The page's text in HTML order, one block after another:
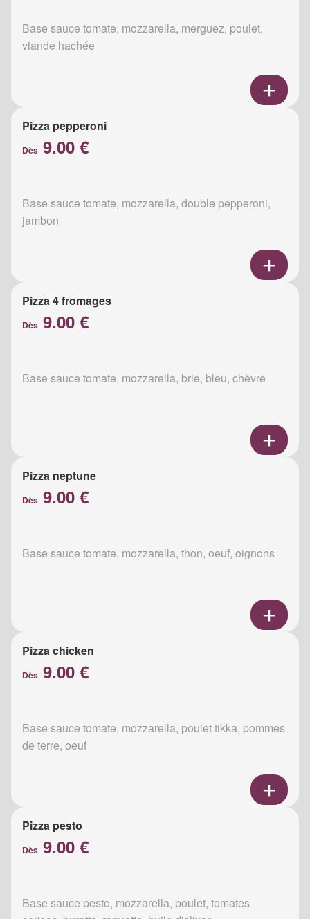
Base sauce tomate, mozzarella, merguez, poulet,
viande hachée
Pizza pepperoni
Dès 9.00 €
Base sauce tomate, mozzarella, double pepperoni,
jambon
Pizza 4 fromages
Dès 9.00 €
Base sauce tomate, mozzarella, brie, bleu, chèvre
Pizza neptune
Dès 9.00 €
Base sauce tomate, mozzarella, thon, oeuf, oignons
Pizza chicken
Dès 9.00 €
Base sauce tomate, mozzarella, poulet tikka, pommes
de terre, oeuf
Pizza pesto
Dès 9.00 €
Base sauce pesto, mozzarella, poulet, tomates